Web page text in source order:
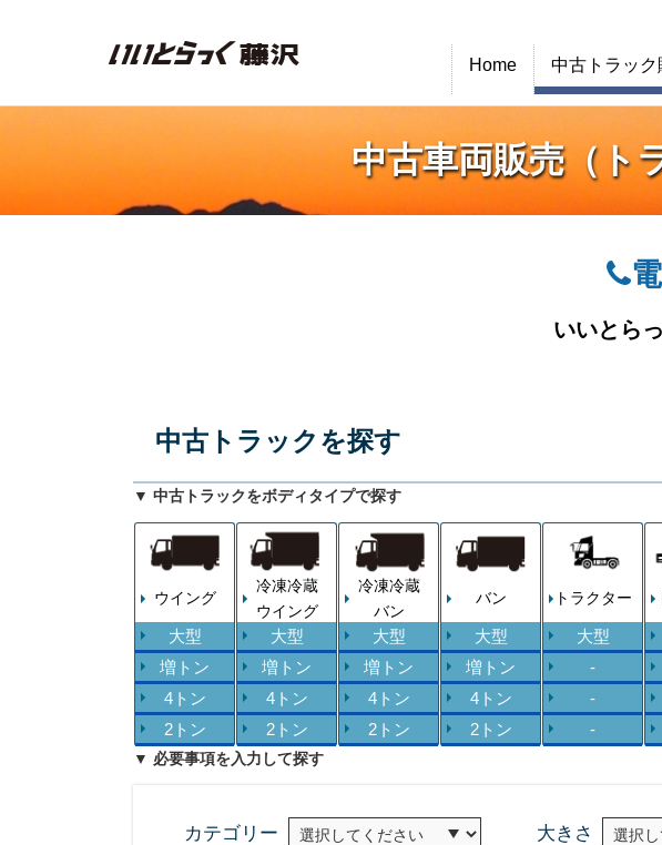
Home 中古トラッ
中古車両販売（ト
いいとら
中古トラックを探す
▼ 中古トラックをボディタイプで探す
ウイング
大型
増トン
4トン
2トン
冷凍冷蔵
ウイング
大型
増トン
4トン
2トン
冷凍冷蔵
バン
大型
増トン
4トン
2トン
バン
大型
増トン
4トン
2トン
トラクター
大型
-
-
-
▼ 必要事項を入力して探す
カテゴリー 大きさ